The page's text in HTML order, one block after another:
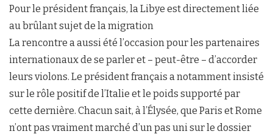
Pour le président français, la Libye est directement liée
au brûlant sujet de la migration
La rencontre a aussi été l’occasion pour les partenaires
internationaux de se parler et – peut-être – d’accorder
leurs violons. Le président français a notamment insisté
sur le rôle positif de l’Italie et le poids supporté par
cette dernière. Chacun sait, à l’Élysée, que Paris et Rome
n’ont pas vraiment marché d’un pas uni sur le dossier